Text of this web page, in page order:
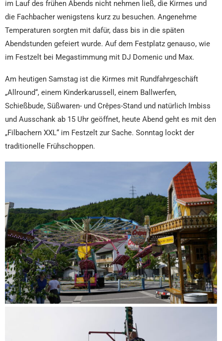
im Lauf des frühen Abends nicht nehmen ließ, die Kirmes und
die Fachbacher wenigstens kurz zu besuchen. Angenehme
Temperaturen sorgten mit dafür, dass bis in die späten
Abendstunden gefeiert wurde. Auf dem Festplatz genauso, wie
im Festzelt bei Megastimmung mit DJ Domenic und Max.
Am heutigen Samstag ist die Kirmes mit Rundfahrgeschäft
„Allround“, einem Kinderkarussell, einem Ballwerfen,
Schießbude, Süßwaren- und Crêpes-Stand und natürlich Imbiss
und Ausschank ab 15 Uhr geöffnet, heute Abend geht es mit den
„Filbachern XXL“ im Festzelt zur Sache. Sonntag lockt der
traditionelle Frühschoppen.